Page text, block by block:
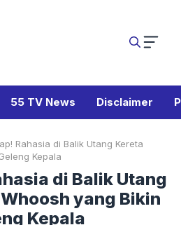
55 TV News Disclaimer
Rahasia di Balik Utang Kereta
Kepala
di Balik Utang
yang Bikin
Kepala